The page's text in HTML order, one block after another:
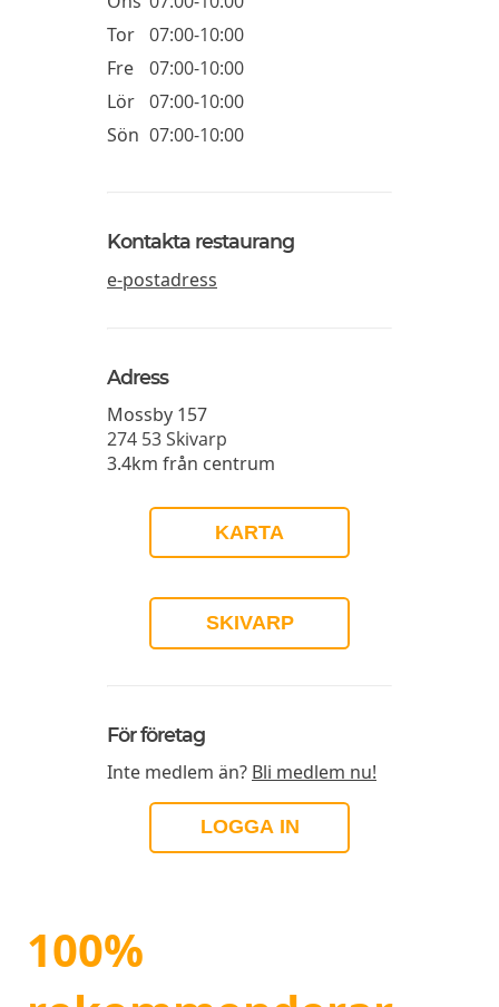
Tor 07:00-10:00
Fre
07:00-10:00
Lör 07:00-10:00
Sön 07:00-10:00
Kontakta restaurang
e-postadress
Adress
Mossby 157
274 53Skivarp
3.4km från centrum
KARTA
SKIVARP
För företag
Inte medlem än? Bli medlem nu!
LOGGA IN
100%